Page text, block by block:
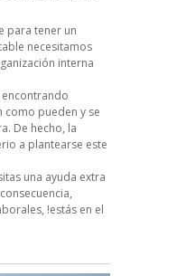
para tener un
necesitamos
interna
encontrando
como pueden y se
De hecho, la
a plantearse este
una ayuda extra
!estás en el